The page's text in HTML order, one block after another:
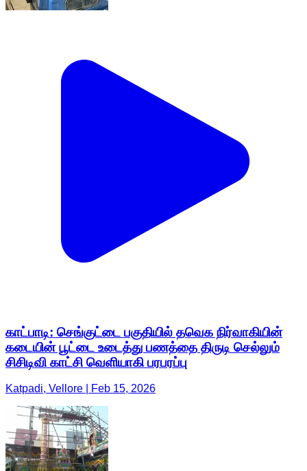
காட்பாடி: செங்குட்டை பகுதியில் தவெக நிர்வாகியின்
கடையின் பூட்டை உடைத்து பணத்தை திருடி செல்லும்
சிசிடிவி காட்சி வெளியாகி பரபரப்பு
Katpadi, Vellore | Feb 15, 2026